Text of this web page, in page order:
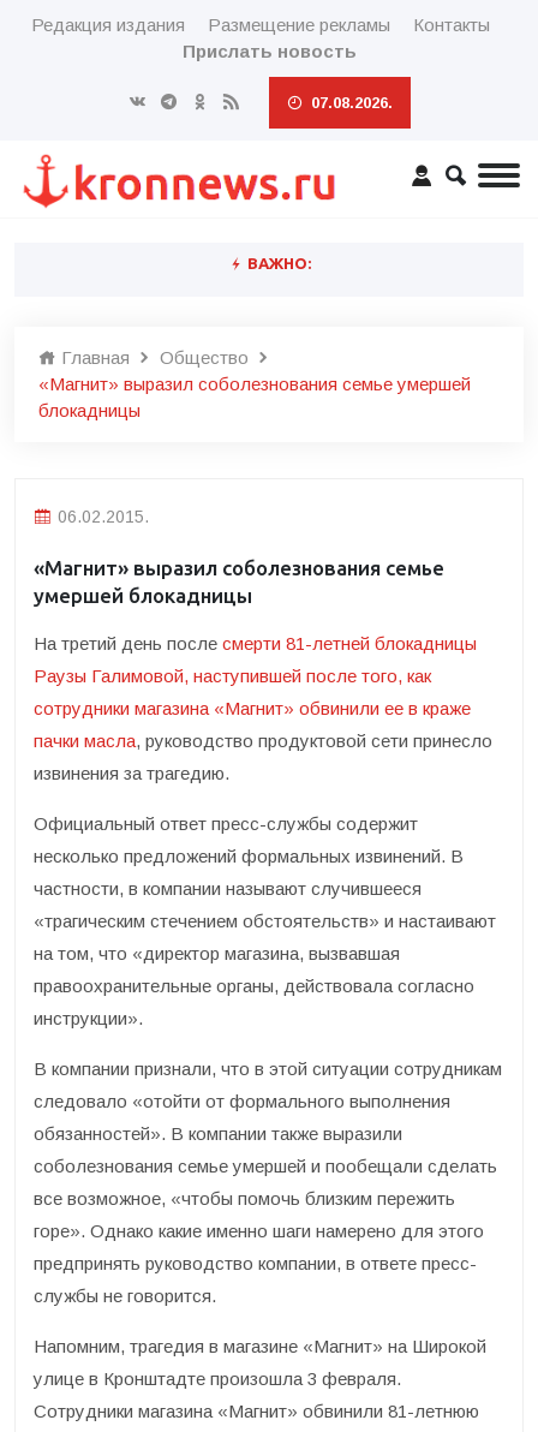
Редакция издания Размещение рекламы
Контакты
Прислать новость
07.08.2026.
ВАЖНО:
Главная
Общество
«Магнит» выразил соболезнования семье умершей
блокадницы
06.02.2015.
«Магнит» выразил соболезнования семье
умершей блокадницы
На третий день после смерти 81-летней блокадницы
Раузы Галимовой, наступившей после того, как
сотрудники магазина «Магнит» обвинили ее в краже
пачки масла, руководство продуктовой сети принесло
извинения за трагедию.
Официальный ответ пресс-службы содержит
несколько предложений формальных извинений. В
частности, в компании называют случившееся
«трагическим стечением обстоятельств» и настаивают
на том, что «директор магазина, вызвавшая
правоохранительные органы, действовала согласно
инструкции».
В компании признали, что в этой ситуации сотрудникам
следовало «отойти от формального выполнения
обязанностей». В компании также выразили
соболезнования семье умершей и пообещали сделать
все возможное, «чтобы помочь близким пережить
горе». Однако какие именно шаги намерено для этого
предпринять руководство компании, в ответе пресс-
службы не говорится.
Напомним, трагедия в магазине «Магнит» на Широкой
улице в Кронштадте произошла 3 февраля.
Сотрудники магазина «Магнит» обвинили 81-летнюю